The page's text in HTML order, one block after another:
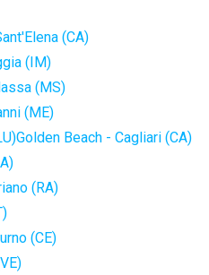
(CA)
(IM)
(MS)
(ME)
Golden Beach - Cagliari (CA)
(RA)
(CE)